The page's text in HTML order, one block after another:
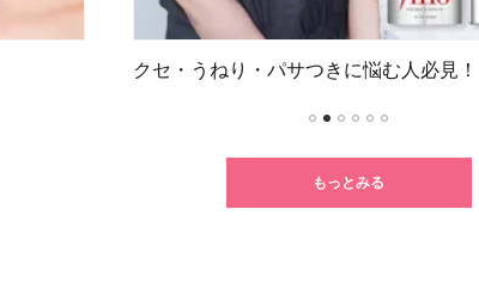
クセ・うねり・パサつきに悩む人必見！
もっとみる